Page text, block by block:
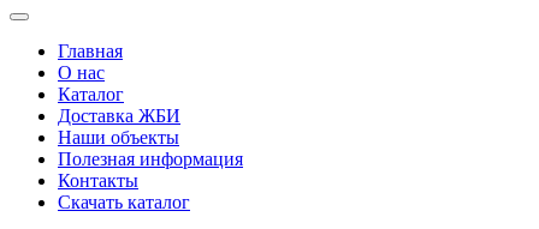
Главная
О нас
Каталог
Доставка ЖБИ
Наши объекты
Полезная информация
Контакты
Скачать каталог